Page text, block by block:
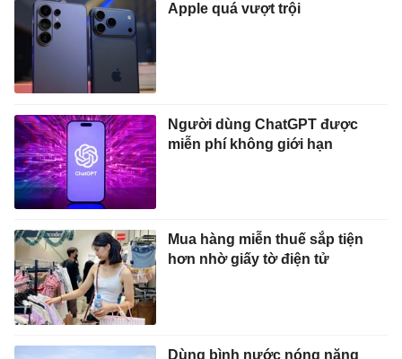
Apple quá vượt trội
Người dùng ChatGPT được
miễn phí không giới hạn
Mua hàng miễn thuế sắp tiện
hơn nhờ giấy tờ điện tử
Dùng bình nước nóng năng